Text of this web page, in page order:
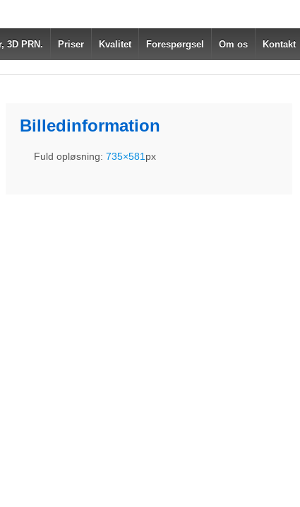
3D PRN. Priser Kvalitet Forespørgsel Om os Kontakt
Billedinformation
Fuld opløsning:735×581 px